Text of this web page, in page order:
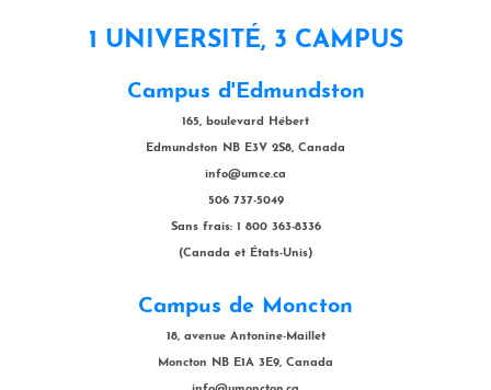
1 UNIVERSITÉ, 3 CAMPUS
Campus d'Edmundston
165, boulevard Hébert
Edmundston NB E3V 2S8, Canada
info@umce.ca
506 737-5049
Sans frais: 1 800 363-8336
(Canada et États-Unis)
Campus de Moncton
18, avenue Antonine-Maillet
Moncton NB E1A 3E9, Canada